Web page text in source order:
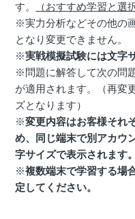
す。
（おすすめ学習と選
※実力分析などその他の
となり変更できません。
※実戦模擬試験には文字
※問題に解答して次の問
が適用されます。（再変
ズとなります）
※変更内容はお客様それ
め、同じ端末で別アカウ
字サイズで表示されます。
※複数端末で学習する場
定してください。